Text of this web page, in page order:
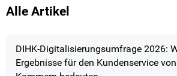
Alle Artikel
DIHK-Digitalisierungsumfrage 2026:
Ergebnisse für den Kundenservice von